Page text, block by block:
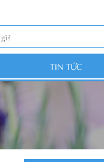
TIN TỨC